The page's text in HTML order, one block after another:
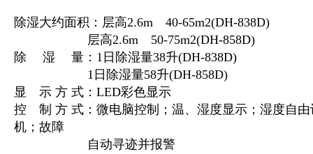
除湿大约面积：层高2.6m 40-65m2(DH-838D)
层高2.6m 50-75m2(DH-858D)
除 湿 量：1日除湿量38升(DH-838D)
1日除湿量58升(DH-858D)
显 示 方 式：LED彩色显示
控 制 方 式：微电脑控制；温、湿度显示；湿度自
机；故障
自动寻迹并报警